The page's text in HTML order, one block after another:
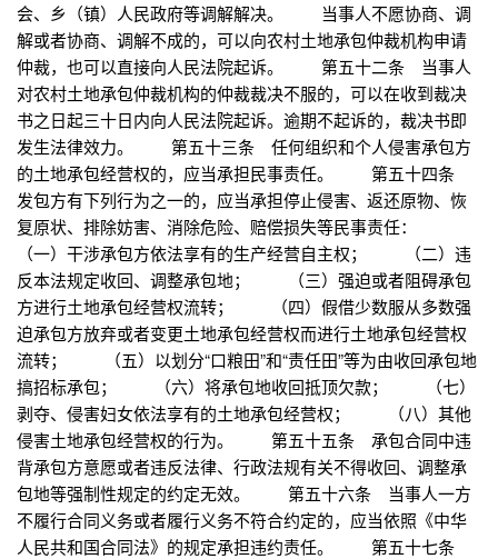
会、乡（镇）人民政府等调解解决。 当事人不愿协商、调
解或者协商、调解不成的，可以向农村土地承包仲裁机构申请
仲裁，也可以直接向人民法院起诉。 第五十二条 当事人
对农村土地承包仲裁机构的仲裁裁决不服的，可以在收到裁决
书之日起三十日内向人民法院起诉。逾期不起诉的，裁决书即
发生法律效力。 第五十三条 任何组织和个人侵害承包方
的土地承包经营权的，应当承担民事责任。 第五十四条
发包方有下列行为之一的，应当承担停止侵害、返还原物、恢
复原状、排除妨害、消除危险、赔偿损失等民事责任：
（一）干涉承包方依法享有的生产经营自主权； （二）违
反本法规定收回、调整承包地； （三）强迫或者阻碍承包
方进行土地承包经营权流转； （四）假借少数服从多数强
迫承包方放弃或者变更土地承包经营权而进行土地承包经营权
流转； （五）以划分“口粮田”和“责任田”等为由收回承包地
搞招标承包； （六）将承包地收回抵顶欠款； （七）
剥夺、侵害妇女依法享有的土地承包经营权； （八）其他
侵害土地承包经营权的行为。 第五十五条 承包合同中违
背承包方意愿或者违反法律、行政法规有关不得收回、调整承
包地等强制性规定的约定无效。 第五十六条 当事人一方
不履行合同义务或者履行义务不符合约定的，应当依照《中华
人民共和国合同法》的规定承担违约责任。 第五十七条